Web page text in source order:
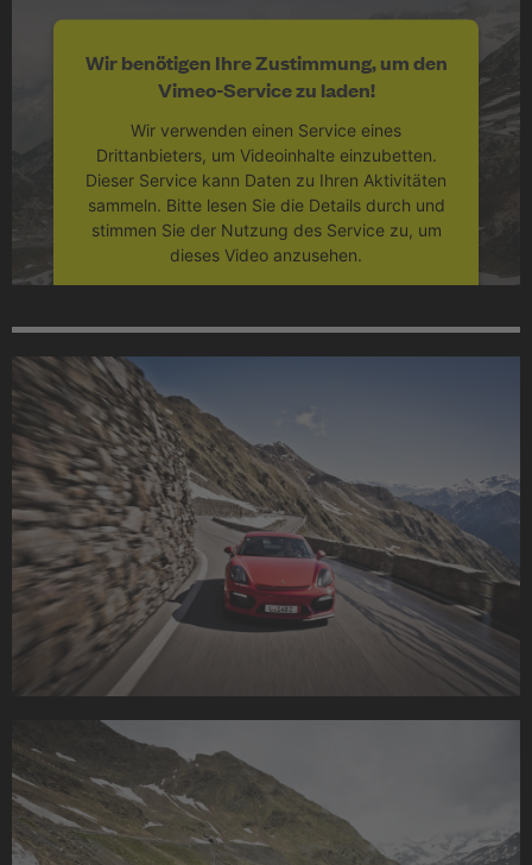
Wir benötigen Ihre Zustimmung, um den
Vimeo-Service zu laden!
Wir verwenden einen Service eines
Drittanbieters, um Videoinhalte einzubetten.
Dieser Service kann Daten zu Ihren Aktivitäten
sammeln. Bitte lesen Sie die Details durch und
stimmen Sie der Nutzung des Service zu, um
dieses Video anzusehen.
powered byUsercentrics Consent
Management Platform